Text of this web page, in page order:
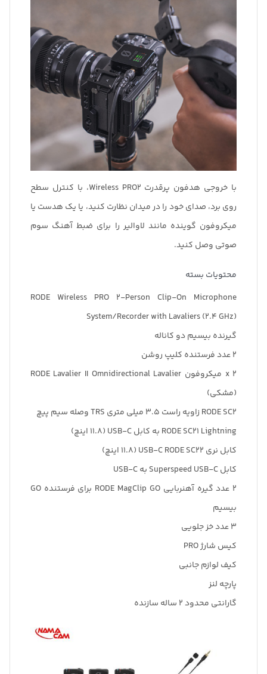
با خروجی هدفون پرقدرت Wireless PRO2، با کنترل سطح
روی برد، صدای خود را در میدان نظارت کنید، یا یک هدست یا
میکروفون گوینده مانند لاوالیر را برای ضبط آهنگ سوم
صوتی وصل کنید.
محتویات بسته
RODE Wireless PRO 2-Person Clip-On Microphone
System/Recorder with Lavaliers (2.4 GHz)
گیرنده بیسیم دو کاناله
2 عدد فرستنده کلیپ روشن
2 x میکروفون RODE Lavalier II Omnidirectional Lavalier
(مشکی)
RODE SC2 زاویه راست 3.5 میلی متری TRS وصله سیم پیچ
RODE SC21 Lightning به کابل USB-C (11.8 اینچ)
کابل نری USB-C RODE SC22 (11.8 اینچ)
کابل Superspeed USB-C به USB-C
2 عدد گیره آهنربایی RODE MagClip GO برای فرستنده GO
بیسیم
3 عدد خز جلویی
کیس شارژ PRO
کیف لوازم جانبی
پارچه لنز
گارانتی محدود 2 ساله سازنده